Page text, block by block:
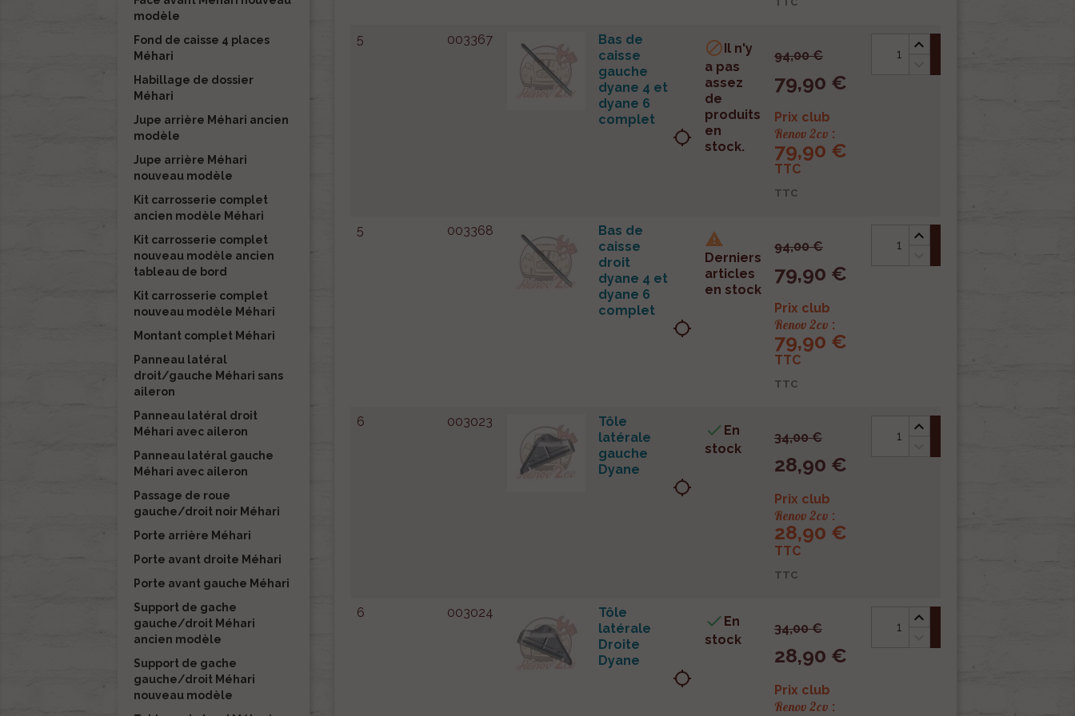
modèle
Fond de caisse 4 places
Méhari
Habillage de dossier
Méhari
Jupe arrière Méhari ancien
modèle
Jupe arrière Méhari
nouveau modèle
Kit carrosserie complet
ancien modèle Méhari
Kit carrosserie complet
nouveau modèle ancien
tableau de bord
Kit carrosserie complet
nouveau modèle Méhari
Montant complet Méhari
Panneau latéral
droit/gauche Méhari sans
aileron
Panneau latéral droit
Méhari avec aileron
Panneau latéral gauche
Méhari avec aileron
Passage de roue
gauche/droit noir Méhari
Porte arrière Méhari
Porte avant droite Méhari
Porte avant gauche Méhari
Support de gache
gauche/droit Méhari
ancien modèle
Support de gache
gauche/droit Méhari
nouveau modèle
5 003367
Bas de
caisse
gauche
dyane 4 et
dyane 6
complet
location_searching
Il n'y
a pas
assez
de
produits
en
stock.
94,00 €
79,90 €
Prix club
Renov 2cv :
79,90 €
TTC
TTC
5 003368
Bas de
caisse
droit
dyane 4 et
dyane 6
complet
location_searching

Derniers
articles
en stock
94,00 €
79,90 €
Prix club
Renov 2cv :
79,90 €
TTC
TTC
6 003023
Tôle
latérale
gauche
Dyane
location_searching
 En
stock
34,00 €
28,90 €
Prix club
Renov 2cv :
28,90 €
TTC
TTC
6 003024
Tôle
latérale
Droite
Dyane
location_searching
 En
stock
34,00 €
28,90 €
Prix club
Renov 2cv :